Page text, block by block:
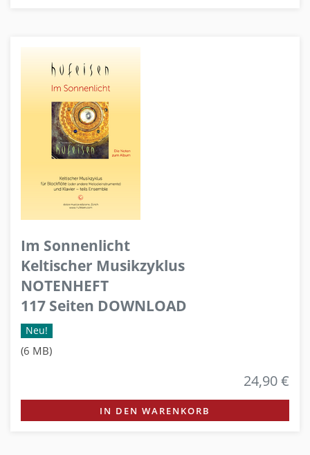
Im Sonnenlicht
Keltischer Musikzyklus
NOTENHEFT
117 Seiten DOWNLOAD
Neu!
(6 MB)
24,90 €
IN DEN WARENKORB